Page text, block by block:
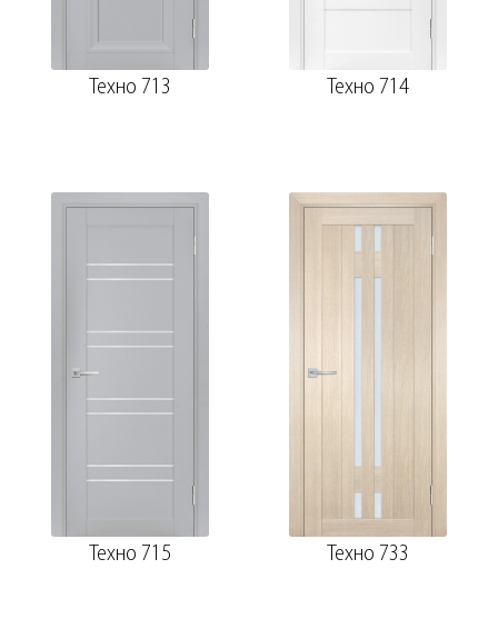
Техно 713 Техно 714
Техно 715 Техно 733